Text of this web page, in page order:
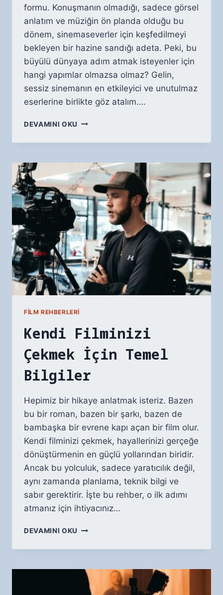
formu. Konuşmanın olmadığı, sadece görsel
anlatım ve müziğin ön planda olduğu bu
dönem, sinemaseverler için keşfedilmeyi
bekleyen bir hazine sandığı adeta. Peki, bu
büyülü dünyaya adım atmak isteyenler için
hangi yapımlar olmazsa olmaz? Gelin,
sessiz sinemanın en etkileyici ve unutulmaz
eserlerine birlikte göz atalım….
DEVAMINI OKU SESSIZ
DÖNEMINDEN
GEREKEN
YAPIMLAR
FILM REHBERLERI
Kendi Filminizi
Çekmek İçin Temel
Bilgiler
Hepimiz bir hikaye anlatmak isteriz. Bazen
bu bir roman, bazen bir şarkı, bazen de
bambaşka bir evrene kapı açan bir film olur.
Kendi filminizi çekmek, hayallerinizi gerçeğe
dönüştürmenin en güçlü yollarından biridir.
Ancak bu yolculuk, sadece yaratıcılık değil,
aynı zamanda planlama, teknik bilgi ve
sabır gerektirir. İşte bu rehber, o ilk adımı
atmanız için ihtiyacınız…
DEVAMINI OKU KENDI
ÇEKMEK
TEMEL
BILGILER